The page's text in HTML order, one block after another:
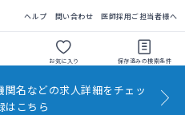
ヘルプ 問い合わせ 医師採用ご担当者様へ
お気に入り 保存済みの検索条件
名などの求人詳細をチェッ
はこちら